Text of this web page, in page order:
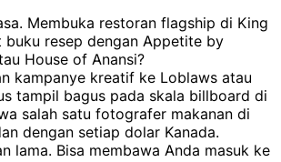
Membuka restoran flagship di King
buku resep dengan Appetite by
House of Anansi?
kampanye kreatif ke Loblaws atau
tampil bagus pada skala billboard di
salah satu fotografer makanan di
dengan setiap dolar Kanada.
lama. Bisa membawa Anda masuk ke